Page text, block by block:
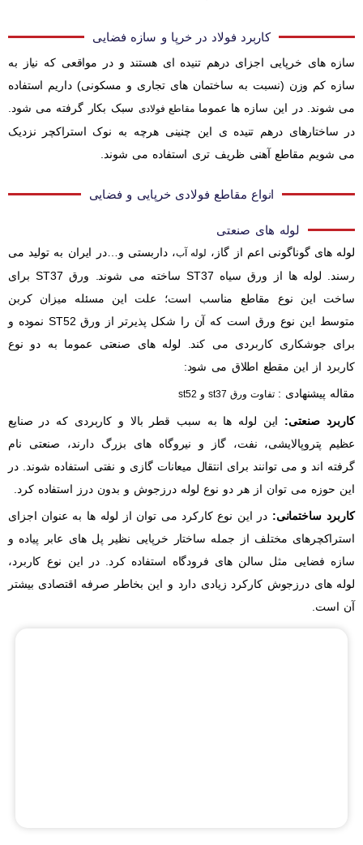
کاربرد فولاد در خرپا و سازه فضایی
سازه های خرپایی اجزای درهم تنیده ای هستند و در مواقعی که نیاز به
سازه کم وزن (نسبت به ساختمان های تجاری و مسکونی) داریم استفاده
می شوند. در این سازه ها عمومامقاطع فولادی سبک بکار گرفته می شود.
در ساختارهای درهم تنیده ی این چنینی هرچه به نوک استراکچر نزدیک
می شویم مقاطع آهنی ظریف تری استفاده می شوند.
انواع مقاطع فولادی خرپایی و فضایی
لوله های صنعتی
لوله های گوناگونی اعم از گاز، لوله آب، داربستی و…در ایران به تولید می
رسند. لوله ها از ورق سیاه ST37 ساخته می شوند. ورق ST37 برای
ساخت این نوع مقاطع مناسب است؛ علت این مسئله میزان کربن
متوسط این نوع ورق است که آن را شکل پذیرتر از ورق ST52 نموده و
برای جوشکاری کاربردی می کند. لوله های صنعتی عموما به دو نوع
کاربرد از این مقطع اطلاق می شود:
مقاله پیشنهادی : تفاوت ورق st37 و st52
کاربرد صنعتی: این لوله ها به سبب قطر بالا و کاربردی که در صنایع
عظیم پتروپالایشی، نفت، گاز و نیروگاه های بزرگ دارند، صنعتی نام
گرفته اند و می توانند برای انتقال میعانات گازی و نفتی استفاده شوند. در
این حوزه می توان از هر دو نوع لوله درزجوش و بدون درز استفاده کرد.
کاربرد ساختمانی: در این نوع کارکرد می توان از لوله ها به عنوان اجزای
استراکچرهای مختلف از جمله ساختار خرپایی نظیر پل های عابر پیاده و
سازه فضایی مثل سالن های فرودگاه استفاده کرد. در این نوع کاربرد،
لوله های درزجوش کارکرد زیادی دارد و این بخاطر صرفه اقتصادی بیشتر
آن است.